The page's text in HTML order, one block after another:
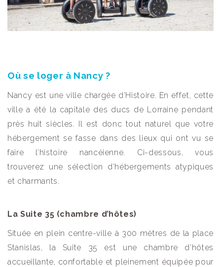
Où se loger à Nancy ?
Nancy est une ville chargée d’Histoire. En effet, cette
ville a été la capitale des ducs de Lorraine pendant
près huit siècles. Il est donc tout naturel que votre
hébergement se fasse dans des lieux qui ont vu se
faire l’histoire nancéienne. Ci-dessous, vous
trouverez une sélection d’hébergements atypiques
et charmants.
La Suite 35 (chambre d’hôtes)
Située en plein centre-ville à 300 mètres de la place
Stanislas, la Suite 35 est une chambre d’hôtes
accueillante, confortable et pleinement équipée pour